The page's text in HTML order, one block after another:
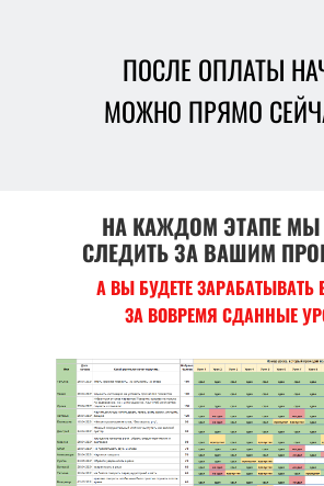
ПОСЛЕ ОПЛАТЫ
МОЖНО ПРЯМО
А ВЫ БУДЕТЕ
ЗА ВОВРЕМЯ СДАННЫЕ
НА КАЖДОМ ЭТАПЕ
СЛЕДИТЬ ЗА ВАШИМ